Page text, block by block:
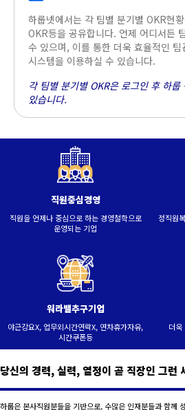
하룹넷에서는 각 팀별 분기별 OKR현
OKR등을 공유합니다. 언제 어디서든
수 있으며, 이를 통한 더욱 효율적인
시스템을 이용하실 수 있습니다.
각 팀별 분기별 OKR은 로그인 후 하룹
있습니다.
직원중심경영
직원을 언제나 중심으로 하는 경영철학으로
운영되는 기업
정직원
워라밸추구기업
야근강요X, 업무외시간연락X, 연차휴가자유,
시간쿠폰등
더욱
당신의 경력, 실력, 열정이 곧 직장인 그런
하룹은 본사직원분들을 기반으로, 수많은 인재분들과 함께